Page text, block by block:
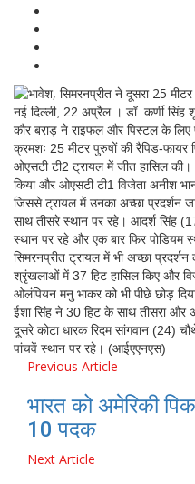
नई दिल्ली, 22 अप्रैल । डॉ. कर्णी सिंह
कौर बराड़ ने राइफल और पिस्टल के
क्रमशः 25 मीटर पुरुषों की रैपिड-
ओएसटी टी2 ट्रायल में जीत हासिल
किया और ओएसटी टी1 विजेता अनीश
जिससे ट्रायल में उनका अच्छा प्रदर्शन
साथ तीसरे स्थान पर रहे। आदर्श सिंह
स्थान पर रहे और एक बार फिर पोडियम
सिमरनप्रीत ट्रायल में भी अच्छा
श्रृंखलाओं में 37 हिट हासिल किए और
ओलंपियन मनु भाकर को भी पीछे छोड़
ईशा सिंह ने 30 हिट के साथ तीसरा और
दूसरे कोटा धारक रिदम सांगवान (24)
पांचवें स्थान पर रहे। (आईएएनएस)
Previous Article
भारत को अमेरिकी
10 पदक
Next Article